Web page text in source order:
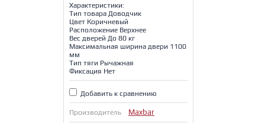
Характеристики:
Тип товара Доводчик
Цвет Коричневый
Расположение Верхнее
Вес дверей До 80 кг
Максимальная ширина двери 1100
мм
Тип тяги Рычажная
Фиксация Нет
Добавить к сравнению
Производитель Maxbar